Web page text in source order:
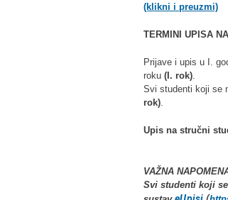
(klikni i preuzmi)
TERMINI UPISA
Prijave i upis u I.
roku (I. rok)
Svi studenti koji se
rok)
Upis na stručni
VAŽNA
Svi studenti koji